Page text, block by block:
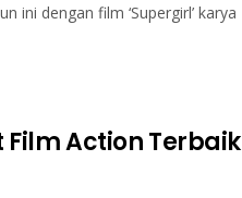
ini dengan film ‘Supergirl’ karya
Film Action Terbaik